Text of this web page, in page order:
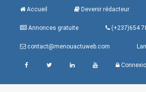
Accueil Devenir rédacteur
Annonces gratuite (+237)654
contact@menouactuweb.com